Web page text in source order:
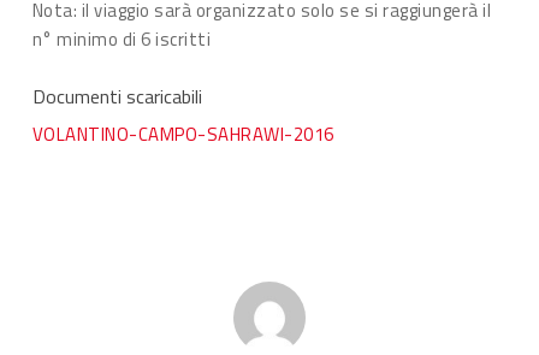
Nota: il viaggio sarà organizzato solo se si raggiungerà il
n° minimo di 6 iscritti
Documenti scaricabili
VOLANTINO-CAMPO-SAHRAWI-2016